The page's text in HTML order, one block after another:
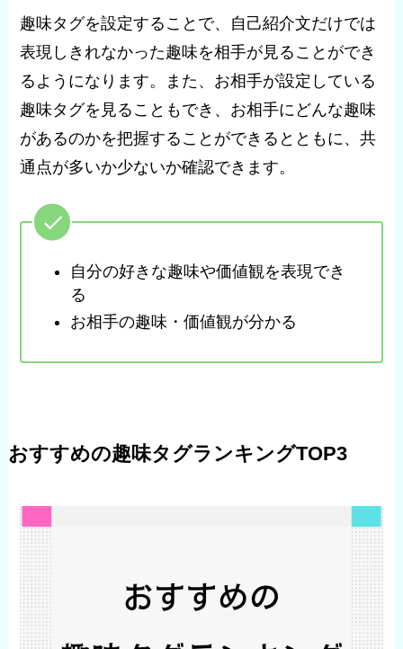
趣味タグを設定することで、自己紹介文だけでは
表現しきれなかった趣味を相手が見ることができ
るようになります。また、お相手が設定している
趣味タグを見ることもでき、お相手にどんな趣味
があるのかを把握することができるとともに、共
通点が多いか少ないか確認できます。
自分の好きな趣味や価値観を表現でき
る
お相手の趣味・価値観が分かる
おすすめの趣味タグランキングTOP3